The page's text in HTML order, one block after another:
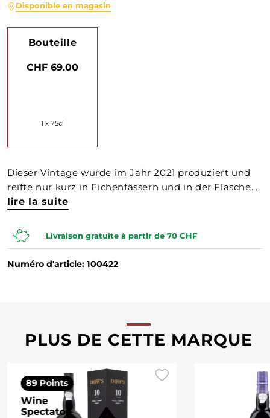
Disponible en magasin
Bouteille
CHF 69.00
1 x 75cl
Dieser Vintage wurde im Jahr 2021 produziert und
reifte nur kurz in Eichenfässern und in der Flasche...
lire la suite
Livraison gratuite à partir de 70 CHF
Numéro d'article: 100422
PLUS DE CETTE MARQUE
89 Points
Wine
Spectator